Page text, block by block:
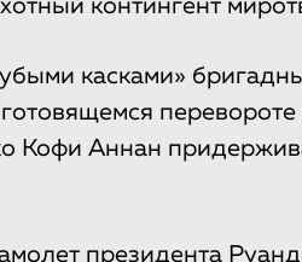
контингент
касками»
перевороте
Кофи Аннан
президента